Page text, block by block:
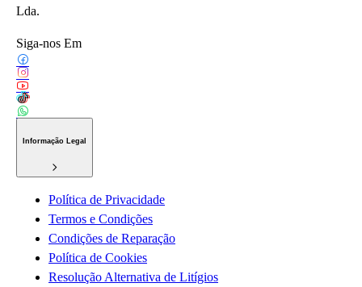
Lda.
Siga-nos Em
Informação Legal
Política de Privacidade
Termos e Condições
Condições de Reparação
Política de Cookies
Resolução Alternativa de Litígios